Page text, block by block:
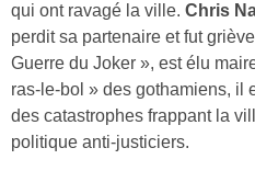
qui ont ravagé la ville. Chris
perdit sa partenaire et fut
Guerre du Joker », est élu
ras‑le‑bol » des gothamiens, il
des catastrophes frappant la
politique anti‑justiciers.